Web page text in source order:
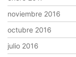
noviembre 2016
octubre 2016
julio 2016